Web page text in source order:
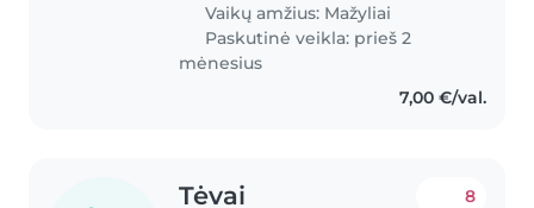
Vaikų amžius: Mažyliai
Paskutinė veikla: prieš 2
mėnesius
7,00 €/val.
Tėvai 8